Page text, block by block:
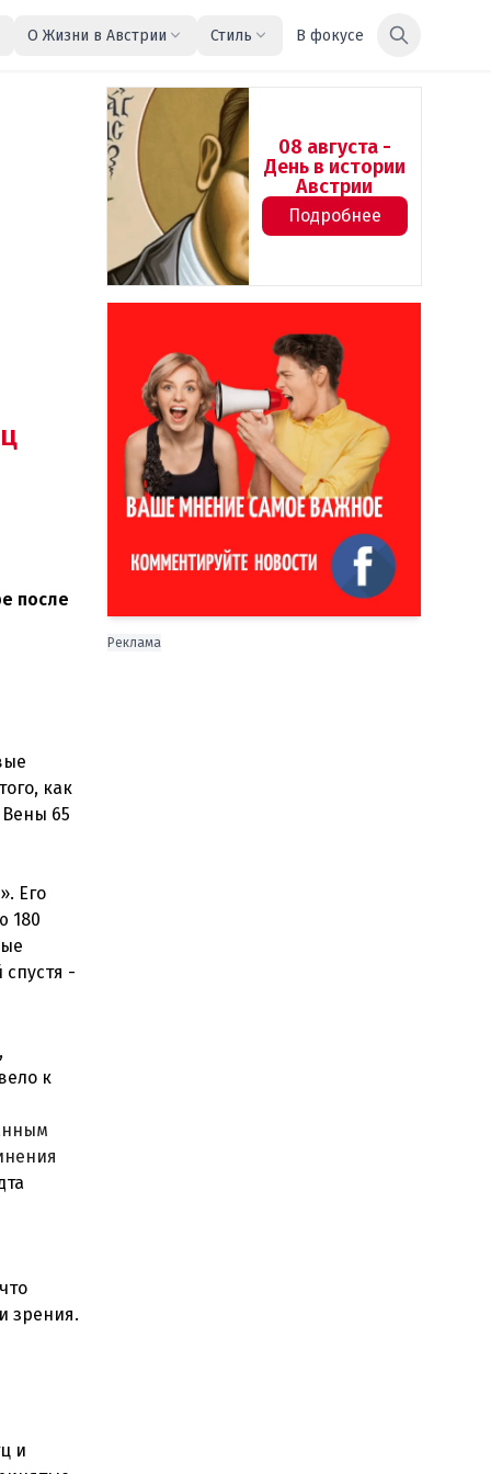
О Жизни в Австрии Стиль В фокусе
после
как
65
Его
180
-
к
зрения.
и
08 августа -
День в истории
Австрии
Подробнее
Реклама